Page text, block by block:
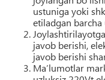
ustuniga yoki
etiladgan
javob berishi,
javob berishi
Ma’lumotlar